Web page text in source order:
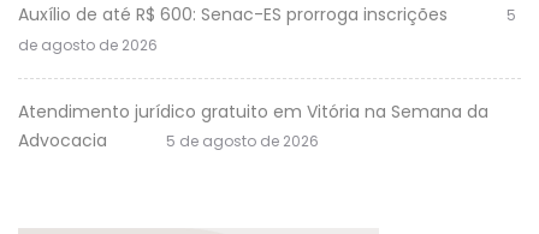
Auxílio de até R$ 600: Senac-ES prorroga inscrições
5
de agosto de 2026
Atendimento jurídico gratuito em Vitória na Semana da
Advocacia
5 de agosto de 2026